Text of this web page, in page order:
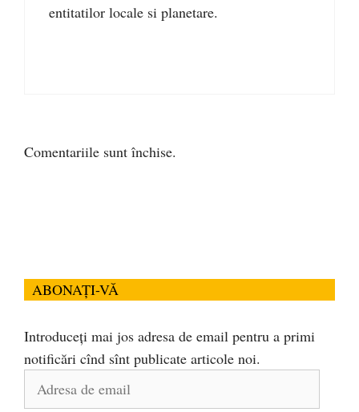
entitatilor locale si planetare.
Comentariile sunt închise.
ABONAȚI-VĂ
Introduceți mai jos adresa de email pentru a primi
notificări cînd sînt publicate articole noi.
Adresa